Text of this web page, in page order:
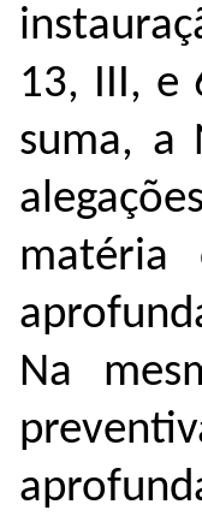
13, III, e
suma, a
matéria
Na